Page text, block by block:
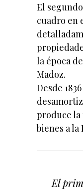
El segundo
cuadro en
la época
Madoz.
Desde
produce la
bienes a la
El